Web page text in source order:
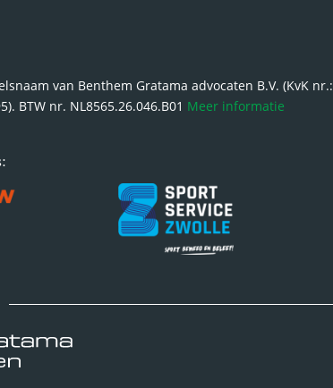
van Benthem Gratama advocaten B.V. (KvK nr.:
BTW nr. NL8565.26.046.B01 Meer informatie